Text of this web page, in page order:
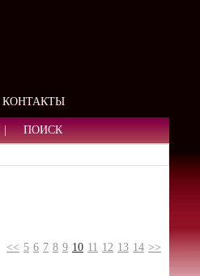
КОНТАКТЫ
ПОИСК
<< 5 6 7 8 9 10 11 12 13 14 >>